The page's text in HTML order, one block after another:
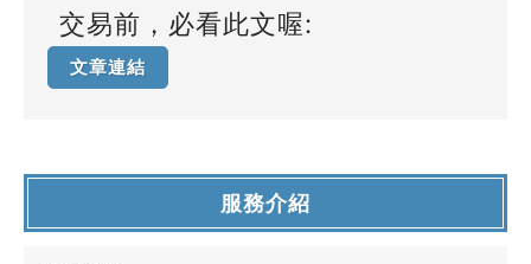
交易前，必看此文喔:
文章連結
服務介紹